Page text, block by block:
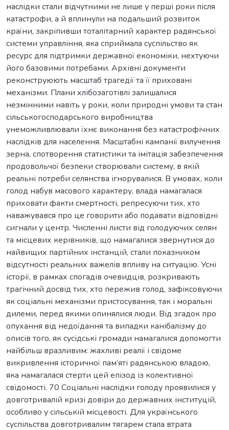
наслідки стали відчутними не лише у перші роки після
катастрофи, а й вплинули на подальший розвиток
країни, закріпивши тоталітарний характер радянської
системи управління, яка сприймала суспільство як
ресурс для підтримки державної економіки, нехтуючи
його базовими потребами. Архівні документи
реконструюють масштаб трагедії та її приховані
механізми. Плани хлібозаготівлі залишалися
незмінними навіть у роки, коли природні умови та стан
сільськогосподарського виробництва
унеможливлювали їхнє виконання без катастрофічних
наслідків для населення. Масштабні кампанії вилучення
зерна, спотворення статистики та імітація забезпечення
продовольчої безпеки створювали систему, в якій
реальні потреби селянства ігнорувалися. В умовах, коли
голод набув масового характеру, влада намагалася
приховати факти смертності, репресуючи тих, хто
наважувався про це говорити або подавати відповідні
сигнали у центр. Численні листи від голодуючих селян
та місцевих керівників, що намагалися звернутися до
найвищих партійних інстанцій, стали показником
відсутності реальних важелів впливу на ситуацію. Усні
історії, в рамках спогадів очевидців, розкривають
трагічний досвід тих, хто пережив голод, зафіксовуючи
як соціальні механізми пристосування, так і моральні
дилеми, перед якими опинялися люди. Від згадок про
опухання від недоїдання та випадки канібалізму до
описів того, як сусідські громади намагалися допомогти
найбільш вразливим: жахливі реалії і свідоме
викривлення історичної пам’яті радянською владою,
яка намагалася стерти цей епізод із колективної
свідомості. 70 Соціальні наслідки голоду проявилися у
довготривалій кризі довіри до державних інституцій,
особливо у сільській місцевості. Для українського
суспільства довготривалим тягарем стала втрата